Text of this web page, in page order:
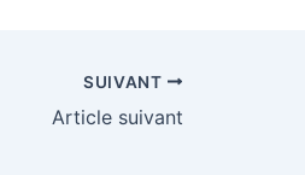
SUIVANT
Article suivant